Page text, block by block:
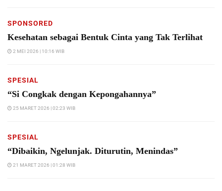
SPONSORED
Kesehatan sebagai Bentuk Cinta yang Tak Terlihat
2 MEI 2026 | 10:16 WIB
SPESIAL
“Si Congkak dengan Kepongahannya”
25 MARET 2026 | 02:23 WIB
SPESIAL
“Dibaikin, Ngelunjak. Diturutin, Menindas”
21 MARET 2026 | 01:28 WIB